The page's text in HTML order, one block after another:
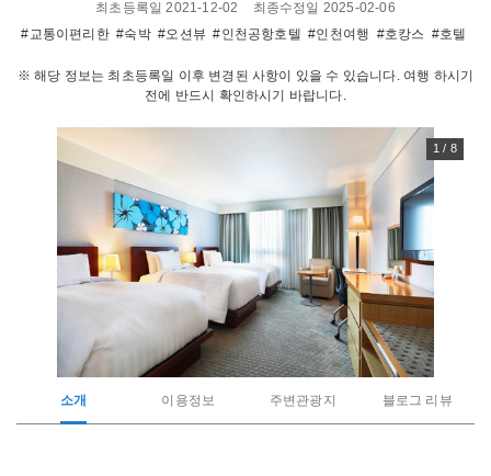
아
요
수
최초등록일 2021-12-02
최종수정일 2025-02-06
#교통이편리한 #숙박 #오션뷰 #인천공항호텔 #인천여행 #호캉스 #호텔
※ 해당 정보는 최초등록일 이후 변경된 사항이 있을 수 있습니다. 여행 하시기
전에 반드시 확인하시기 바랍니다.
1 / 8
소개 이용정보 주변관광지 블로그 리뷰